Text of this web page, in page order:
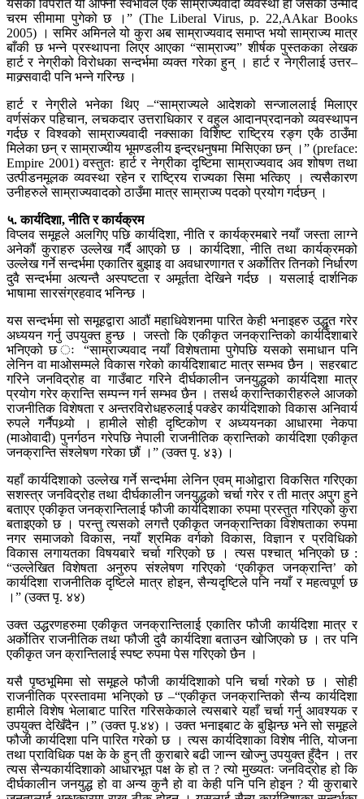
यसका विपरीत यो आफ्नो स्वभावैले एक साम्राज्यवादी व्यवस्था हो जसको उन्माद
चरम सीमामा पुगेको छ ।” (The Liberal Virus, p. 22,AAkar Books
2005) । समिर अमिनले यो कुरा अब साम्राज्यवाद समाप्त भयो साम्राज्य मात्र
बाँकी छ भन्ने प्रस्थापना लिएर आएका “साम्राज्य” शीर्षक पुस्तकका लेखक
हार्ट र नेग्रीको विरोधका सन्दर्भमा व्यक्त गरेका हुन् । हार्ट र नेग्रीलाई उत्तर–
माक्र्सवादी पनि भन्ने गरिन्छ ।
हार्ट र नेग्रीले भनेका थिए –“साम्राज्यले आदेशको सन्जाललाई मिलाएर
वर्णसंकर पहिचान, लचकदार उत्तराधिकार र वहुल आदानप्रदानको व्यवस्थापन
गर्दछ र विश्वको साम्राज्यवादी नक्साका विशिष्ट राष्ट्रिय रङ्ग एकै ठाउँमा
मिलेका छन् र साम्राज्यीय भूमण्डलीय इन्द्रधनुषमा मिसिएका छन् ।” (preface:
Empire 2001) वस्तुतः हार्ट र नेग्रीका दृष्टिमा साम्राज्यवाद अव शोषण तथा
उत्पीडनमूलक व्यवस्था रहेन र राष्ट्रिय राज्यका सिमा भत्किए । त्यसैकारण
उनीहरुले साम्राज्यवादको ठाउँमा मात्र साम्राज्य पदको प्रयोग गर्दछन् ।
५. कार्यदिशा, नीति र कार्यक्रम
विप्लव समूहले अलगिए पछि कार्यदिशा, नीति र कार्यक्रमबारे नयाँ जस्ता लाग्ने
अनेकौं कुराहरु उल्लेख गर्दै आएको छ । कार्यदिशा, नीति तथा कार्यक्रमको
उल्लेख गर्ने सन्दर्भमा एकातिर बुझाइ वा अवधारणागत र अर्कोतिर तिनको निर्धारण
दुवै सन्दर्भमा अत्यन्तै अस्पष्टता र अमूर्तता देखिने गर्दछ । यसलाई दार्शनिक
भाषामा सारसंग्रहवाद भनिन्छ ।
यस सन्दर्भमा सो समूहद्वारा आठौं महाधिवेशनमा पारित केही भनाइहरु उद्धृत गरेर
अध्ययन गर्नु उपयुक्त हुन्छ । जस्तो कि एकीकृत जनक्रान्तिको कार्यदिशाबारे
भनिएको छ ः “साम्राज्यवाद नयाँ विशेषतामा पुगेपछि यसको समाधान पनि
लेनिन वा माओसम्मले विकास गरेको कार्यदिशाबाट मात्र सम्भव छैन । सहरबाट
गरिने जनविद्रोह वा गाउँबाट गरिने दीर्घकालीन जनयुद्धको कार्यदिशा मात्र
प्रयोग गरेर क्रान्ति सम्पन्न गर्न सम्भव छैन । तसर्थ क्रान्तिकारीहरुले आजको
राजनीतिक विशेषता र अन्तरविरोधहरुलाई पक्डेर कार्यदिशाको विकास अनिवार्य
रुपले गर्नैपथ्र्यो । हामीले सोही दृष्टिकोण र अध्ययनका आधारमा नेकपा
(माओवादी) पुनर्गठन गरेपछि नेपाली राजनीतिक क्रान्तिको कार्यदिशा एकीकृत
जनक्रान्ति संश्लेषण गरेका छौं ।” (उक्त पृ. ४३) ।
यहाँ कार्यदिशाको उल्लेख गर्ने सन्दर्भमा लेनिन एवम् माओद्वारा विकसित गरिएका
सशस्त्र जनविद्रोह तथा दीर्घकालीन जनयुद्धको चर्चा गरेर र ती मात्र अपुग हुने
बताएर एकीकृत जनक्रान्तिलाई फौजी कार्यदिशाका रुपमा प्रस्तुत गरिएको कुरा
बताइएको छ । परन्तु त्यसको लगत्तै एकीकृत जनक्रान्तिका विशेषताका रुपमा
नगर समाजको विकास, नयाँ श्रमिक वर्गको विकास, विज्ञान र प्रविधिको
विकास लगायतका विषयबारे चर्चा गरिएको छ । त्यस पश्चात् भनिएको छ :
“उल्लेखित विशेषता अनुरुप संश्लेषण गरिएको ‘एकीकृत जनक्रान्ति’ को
कार्यदिशा राजनीतिक दृष्टिले मात्र होइन, सैन्यदृष्टिले पनि नयाँ र महत्वपूर्ण छ
।” (उक्त पृ. ४४)
उक्त उद्धरणहरुमा एकीकृत जनक्रान्तिलाई एकातिर फौजी कार्यदिशा मात्र र
अर्कोतिर राजनीतिक तथा फौजी दुवै कार्यदिशा बताउन खोजिएको छ । तर पनि
एकीकृत जन क्रान्तिलाई स्पष्ट रुपमा पेस गरिएको छैन ।
यसै पृष्ठभूमिमा सो समूहले फौजी कार्यदिशाको पनि चर्चा गरेको छ । सोही
राजनीतिक प्रस्तावमा भनिएको छ –“एकीकृत जनक्रान्तिको सैन्य कार्यदिशा
हामीले विशेष भेलाबाट पारित गरिसकेकाले त्यसबारे यहाँ चर्चा गर्नु आवश्यक र
उपयुक्त देखिँदैन ।” (उक्त पृ.४४) । उक्त भनाइबाट के बुझिन्छ भने सो समूहले
फौजी कार्यदिशा पनि पारित गरेको छ । त्यस कार्यदिशाका विशेष नीति, योजना
तथा प्राविधिक पक्ष के के हुन् ती कुराबारे बढी जान्न खोज्नु उपयुक्त हुँदैन । तर
त्यस सैन्यकार्यदिशाको आधारभूत पक्ष के हो त ? त्यो मुख्यतः जनविद्रोह हो कि
दीर्घकालीन जनयुद्ध हो वा अन्य कुनै हो वा केही पनि पनि होइन ? यी कुराबारे